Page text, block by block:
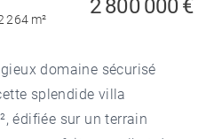
264 m²
2 800 000 €
domaine sécurisé
splendide villa
édifiée sur un terrain